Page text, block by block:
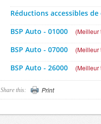
Réductions accessibles
BSP Auto - 01000 (Meilleur
BSP Auto - 07000 (Meilleur
BSP Auto - 26000 (Meilleur
BSP Auto - 38000
Share this: Print